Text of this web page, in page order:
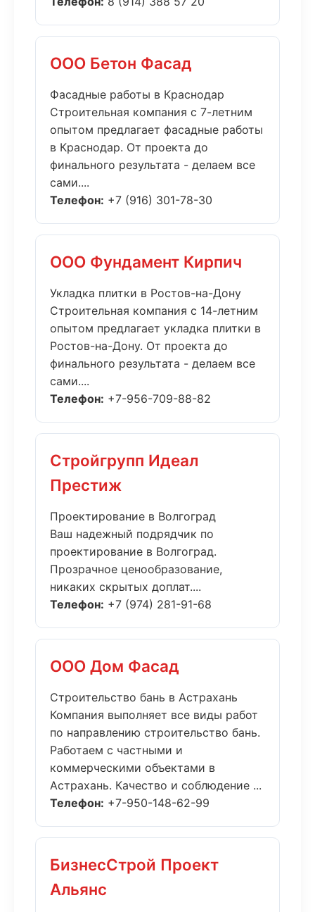
ООО Бетон Фасад
Фасадные работы в Краснодар
Строительная компания с 7-летним
опытом предлагает фасадные работы
в Краснодар. От проекта до
финального результата - делаем все
сами....
Телефон: +7 (916) 301-78-30
ООО Фундамент Кирпич
Укладка плитки в Ростов-на-Дону
Строительная компания с 14-летним
опытом предлагает укладка плитки в
Ростов-на-Дону. От проекта до
финального результата - делаем все
сами....
Телефон: +7-956-709-88-82
Стройгрупп Идеал
Престиж
Проектирование в Волгоград
Ваш надежный подрядчик по
проектирование в Волгоград.
Прозрачное ценообразование,
никаких скрытых доплат....
Телефон: +7 (974) 281-91-68
ООО Дом Фасад
Строительство бань в Астрахань
Компания выполняет все виды работ
по направлению строительство бань.
Работаем с частными и
коммерческими объектами в
Астрахань. Качество и соблюдение ...
Телефон: +7-950-148-62-99
БизнесСтрой Проект
Альянс